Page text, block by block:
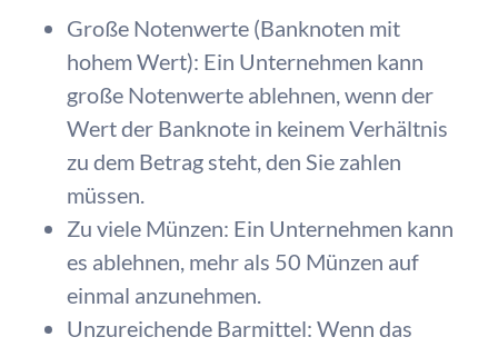
Große Notenwerte (Banknoten mit
hohem Wert): Ein Unternehmen kann
große Notenwerte ablehnen, wenn der
Wert der Banknote in keinem Verhältnis
zu dem Betrag steht, den Sie zahlen
müssen.
Zu viele Münzen: Ein Unternehmen kann
es ablehnen, mehr als 50 Münzen auf
einmal anzunehmen.
Unzureichende Barmittel: Wenn das